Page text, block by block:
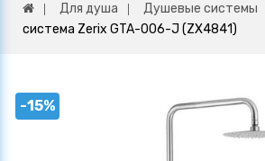
Для душа Душевые системы
система Zerix GTA-006-J (ZX4841)
-15%